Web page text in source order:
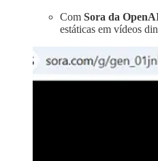
Com Sora da
estáticas em vídeos